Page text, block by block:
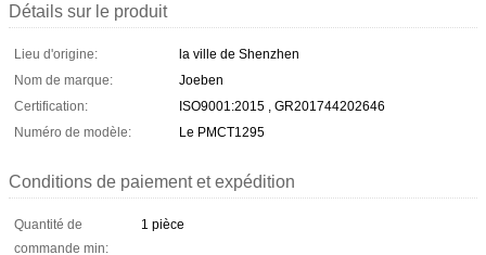
Détails sur le produit
Lieu d'origine:
la ville de Shenzhen
Nom de marque:
Joeben
Certification:
ISO9001:2015 , GR201744202646
Numéro de modèle:
Le PMCT1295
Conditions de paiement et expédition
Quantité de
commande min:
1 pièce